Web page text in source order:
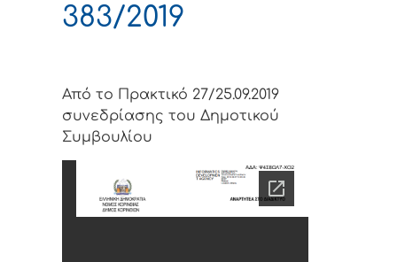
383/2019
Από το Πρακτικό 27/25.09.2019
συνεδρίασης του Δημοτικού
Συμβουλίου